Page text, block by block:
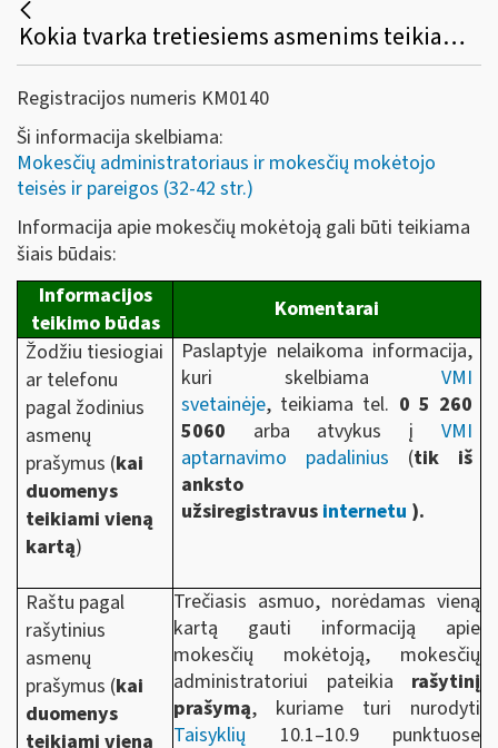
Kokia tvarka tretiesiems asmenims teikiama informacija apie mokesčių mokėtoją?
Registracijos numeris KM0140
Ši informacija skelbiama:
Mokesčių administratoriaus ir mokesčių mokėtojo
teisės ir pareigos (32-42 str.)
Informacija apie mokesčių mokėtoją gali būti teikiama
šiais būdais:
Informacijos
teikimo būdas
Komentarai
Žodžiu tiesiogiai
ar telefonu
pagal žodinius
asmenų
prašymus (kai
duomenys
teikiami vieną
kartą)
Paslaptyje nelaikoma informacija,
kuri skelbiama VMI
svetainėje, teikiama tel. 0 5 260
5060 arba atvykus į VMI
aptarnavimo padalinius (tik iš
anksto
užsiregistravus internetu ).
Raštu pagal
rašytinius
asmenų
prašymus (kai
duomenys
teikiami vieną
Trečiasis asmuo, norėdamas vieną
kartą gauti informaciją apie
mokesčių mokėtoją, mokesčių
administratoriui pateikia rašytinį
prašymą, kuriame turi nurodyti
Taisyklių 10.1–10.9 punktuose